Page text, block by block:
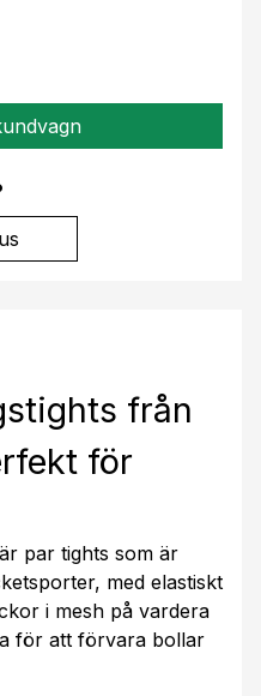
från
för
par tights som är
med elastiskt
i mesh på vardera
för att förvara bollar